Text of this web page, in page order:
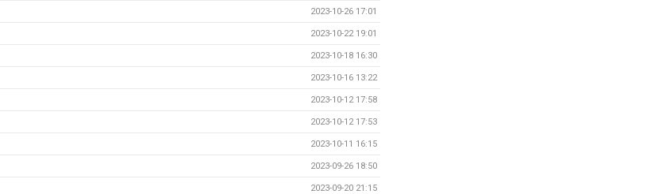
2023-10-26 17:01
2023-10-22 19:01
2023-10-18 16:30
2023-10-16 13:22
2023-10-12 17:58
2023-10-12 17:53
2023-10-11 16:15
2023-09-26 18:50
2023-09-20 21:15